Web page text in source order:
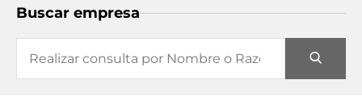
Buscar empresa